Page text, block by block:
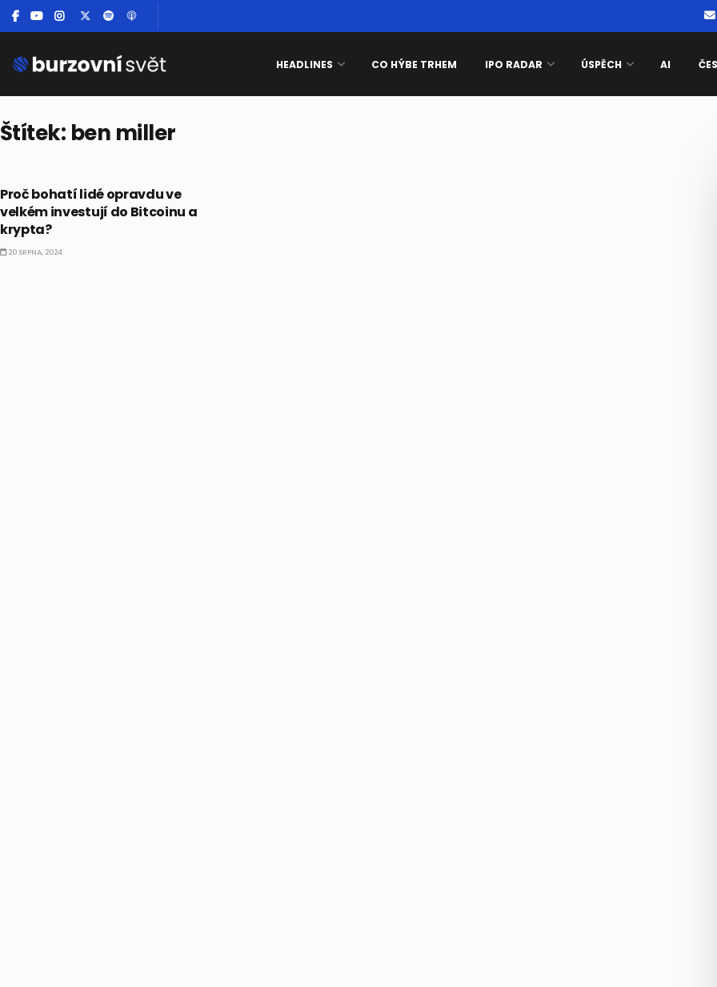
HEADLINES CO HÝBE TRHEM IPO RADAR ÚSPĚCH AI
Štítek: ben miller
Proč bohatí lidé opravdu ve
velkém investují do Bitcoinu a
krypta?
20 SRPNA, 2024